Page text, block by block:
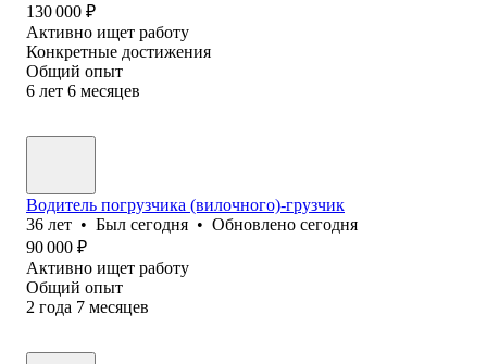
130 000 ₽
Активно ищет работу
Конкретные достижения
Общий опыт
6 лет 6 месяцев
Водитель погрузчика (вилочного)-грузчик
36 лет • Был сегодня • Обновлено сегодня
90 000 ₽
Активно ищет работу
Общий опыт
2 года 7 месяцев